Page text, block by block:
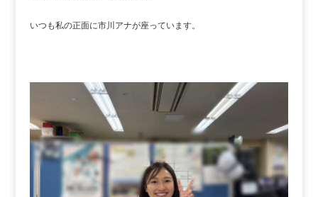
いつも私の正面に市川アナが座っています。